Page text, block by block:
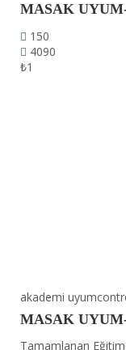
MASAK
150
4090
₺1
akademi
MASAK
Tamamlanan